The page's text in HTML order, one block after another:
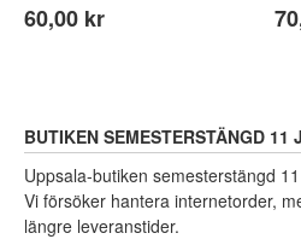
60,00 kr
BUTIKEN SEMESTERSTÄNGD 11
Uppsala-butiken semesterstängd
Vi försöker hantera internetorder,
längre leveranstider.